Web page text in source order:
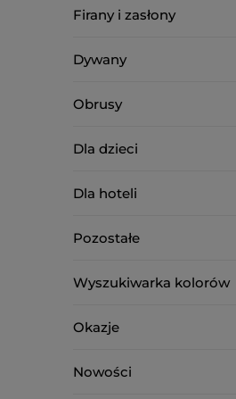
Firany i zasłony
Dywany
Obrusy
Dla dzieci
Dla hoteli
Pozostałe
Wyszukiwarka kolorów
Okazje
Nowości